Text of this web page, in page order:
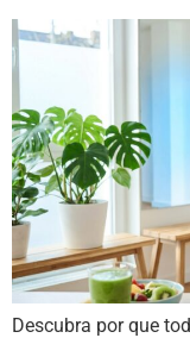
Descubra por que